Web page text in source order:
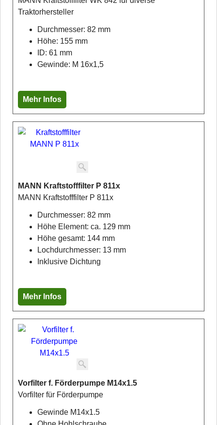
Traktorhersteller
Durchmesser: 82 mm
Höhe: 155 mm
ID: 61 mm
Gewinde: M 16x1,5
Mehr Infos
MANN Kraftstofffilter P 811x
MANN Kraftstofffilter P 811x
Durchmesser: 82 mm
Höhe Element: ca. 129 mm
Höhe gesamt: 144 mm
Lochdurchmesser: 13 mm
Inklusive Dichtung
Mehr Infos
Vorfilter f. Förderpumpe M14x1.5
Vorfilter für Förderpumpe
Gewinde M14x1.5